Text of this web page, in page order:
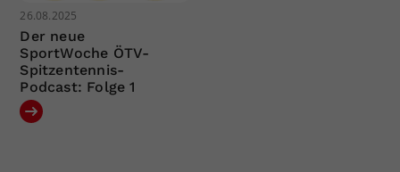
26.08.2025
Der neue
SportWoche ÖTV-
Spitzentennis-
Podcast: Folge 1